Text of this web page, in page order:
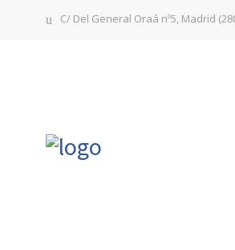
C/ Del General Oraá nº5, Madrid